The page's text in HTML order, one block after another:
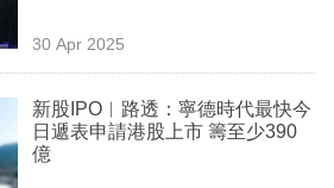
30 Apr 2025
新股IPO︳路透：寧德時代最快今
日遞表申請港股上市 籌至少390
億